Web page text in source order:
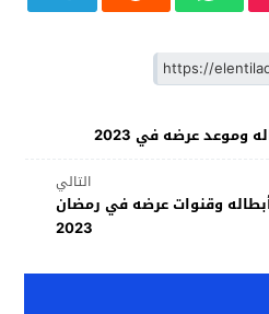
عرضه في 2023
التالي
وقنوات عرضه في رمضان
2023